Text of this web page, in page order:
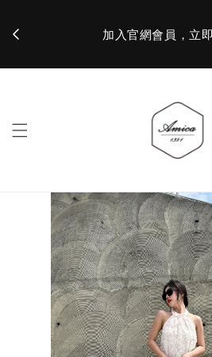
加入官網會員，立